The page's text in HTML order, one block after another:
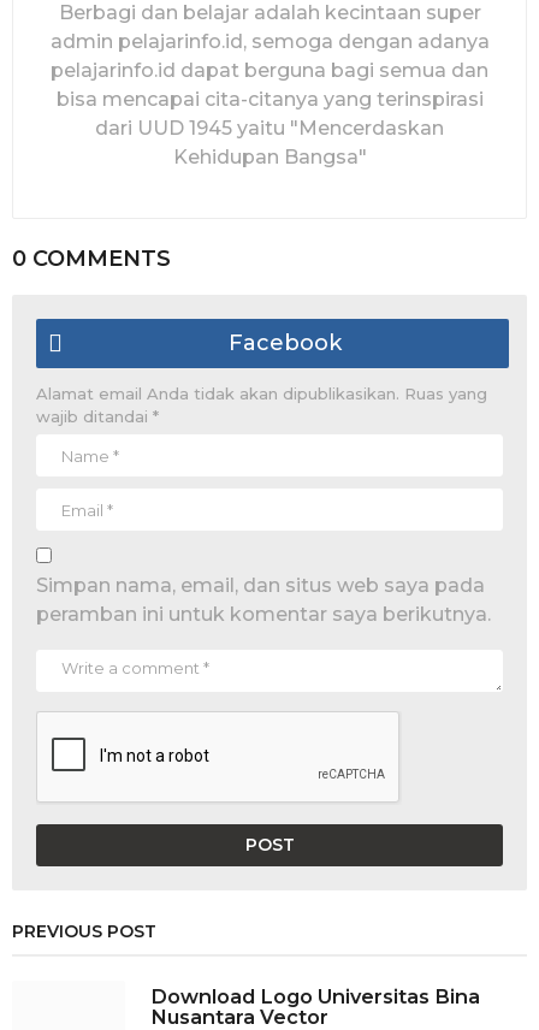
Berbagi dan belajar adalah kecintaan super
admin pelajarinfo.id, semoga dengan adanya
pelajarinfo.id dapat berguna bagi semua dan
bisa mencapai cita-citanya yang terinspirasi
dari UUD 1945 yaitu "Mencerdaskan
Kehidupan Bangsa"
0 COMMENTS
Facebook
Alamat email Anda tidak akan dipublikasikan. Ruas yang
wajib ditandai *
Simpan nama, email, dan situs web saya pada
peramban ini untuk komentar saya berikutnya.
PREVIOUS POST
Download Logo Universitas Bina
Nusantara Vector